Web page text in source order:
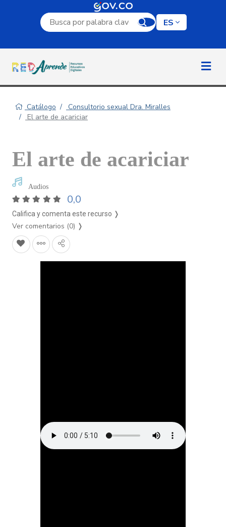
Campo de búsqueda por palabra clave
ES
Catálogo
Consultorio sexual Dra. Miralles
El arte de acariciar
El arte de acariciar
Audios
0,0
Califica y comenta este recurso ❭
Ver comentarios (0) ❭